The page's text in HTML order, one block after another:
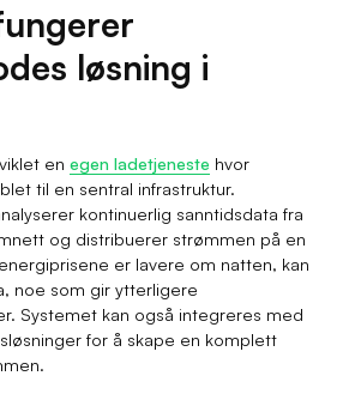
løsning i
enegen ladetjeneste hvor
til en sentral infrastruktur.
kontinuerlig sanntidsdata fra
og distribuerer strømmen på en
er lavere om natten, kan
noe som gir ytterligere
Systemet kan også integreres med
for å skape en komplett